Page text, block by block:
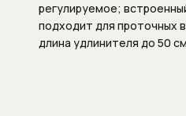
Шланговые
Комплектующие для
регулируемое;
подходит для проточных
длина удлинителя до 50